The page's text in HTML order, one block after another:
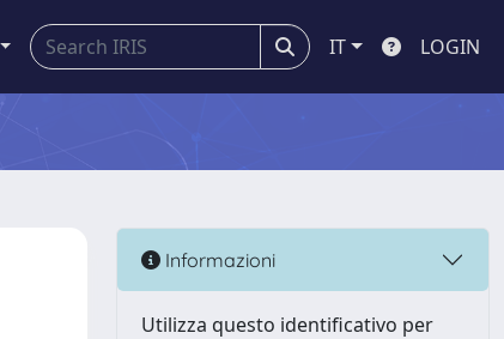
IT LOGIN
Informazioni
Utilizza questo identificativo per